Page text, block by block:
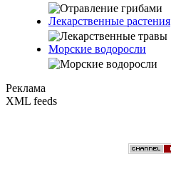
Лекарственные растения
Морские водоросли
Реклама
XML feeds